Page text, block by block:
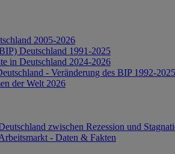
2005-2026
Deutschland 1991-2025
in Deutschland 2024-2026
- Veränderung des BIP 1992-2025
der Welt 2026
zwischen Rezession und
- Daten & Fakten